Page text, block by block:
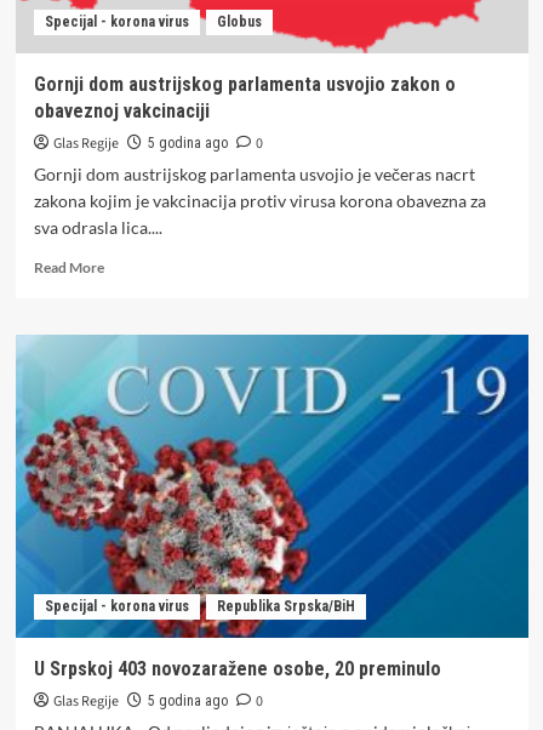
Specijal - korona virus Globus
Gornji dom austrijskog parlamenta usvojio zakon o
obaveznoj vakcinaciji
Glas Regije 5 godina ago
0
Gornji dom austrijskog parlamenta usvojio je večeras nacrt
zakona kojim je vakcinacija protiv virusa korona obavezna za
sva odrasla lica....
Read MoreRead
Gornji
austrijskog
parlamenta
usvojio
zakon
o
obaveznoj
vakcinaciji
Specijal - korona virus Republika Srpska/BiH
U Srpskoj 403 novozaražene osobe, 20 preminulo
Glas Regije 5 godina ago
0